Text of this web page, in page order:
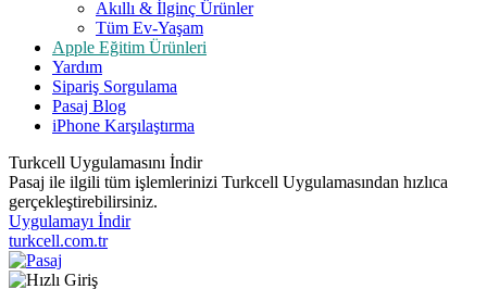
Akıllı & İlginç Ürünler
Tüm Ev-Yaşam
Apple Eğitim Ürünleri
Yardım
Sipariş Sorgulama
Pasaj Blog
iPhone Karşılaştırma
Turkcell Uygulamasını İndir
Pasaj ile ilgili tüm işlemlerinizi Turkcell Uygulamasından hızlıca
gerçekleştirebilirsiniz.
Uygulamayı İndir
turkcell.com.tr